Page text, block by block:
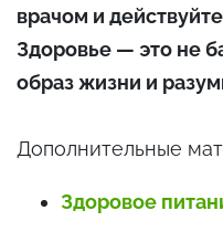
врачом и
Здоровье — это не
образ жизни и
Дополнительные
Здоровое